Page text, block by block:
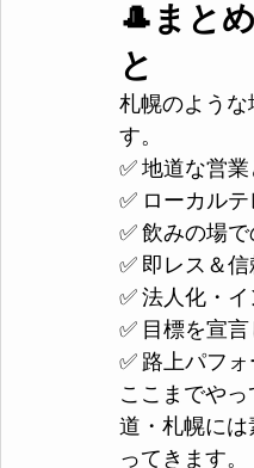
🎩まと
と
札幌のよう
す。
✅ 地道な営
✅ ローカル
✅ 飲みの場
✅ 即レス＆
✅ 法人化・
✅ 目標を宣
✅ 路上パフ
ここまでや
道・札幌に
ってきます。